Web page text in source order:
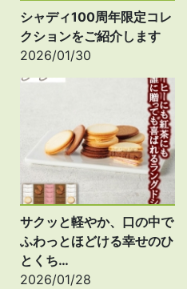
シャディ100周年限定コレ
クションをご紹介します
2026/01/30
サクッと軽やか、口の中で
ふわっとほどける幸せのひ
とくち…
2026/01/28